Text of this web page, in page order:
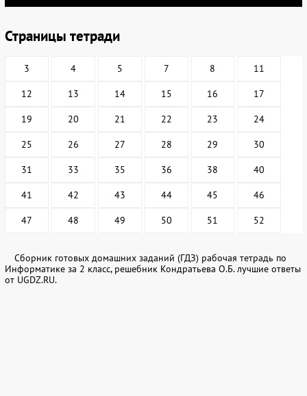
Страницы тетради
3 4 5 7 8 11
12 13 14 15 16 17
19 20 21 22 23 24
25 26 27 28 29 30
31 33 35 36 38 40
41 42 43 44 45 46
47 48 49 50 51 52
Сборник готовых домашних заданий (ГДЗ) рабочая тетрадь по
Информатике за 2 класс, решебник Кондратьева О.Б. лучшие ответы
от UGDZ.RU.